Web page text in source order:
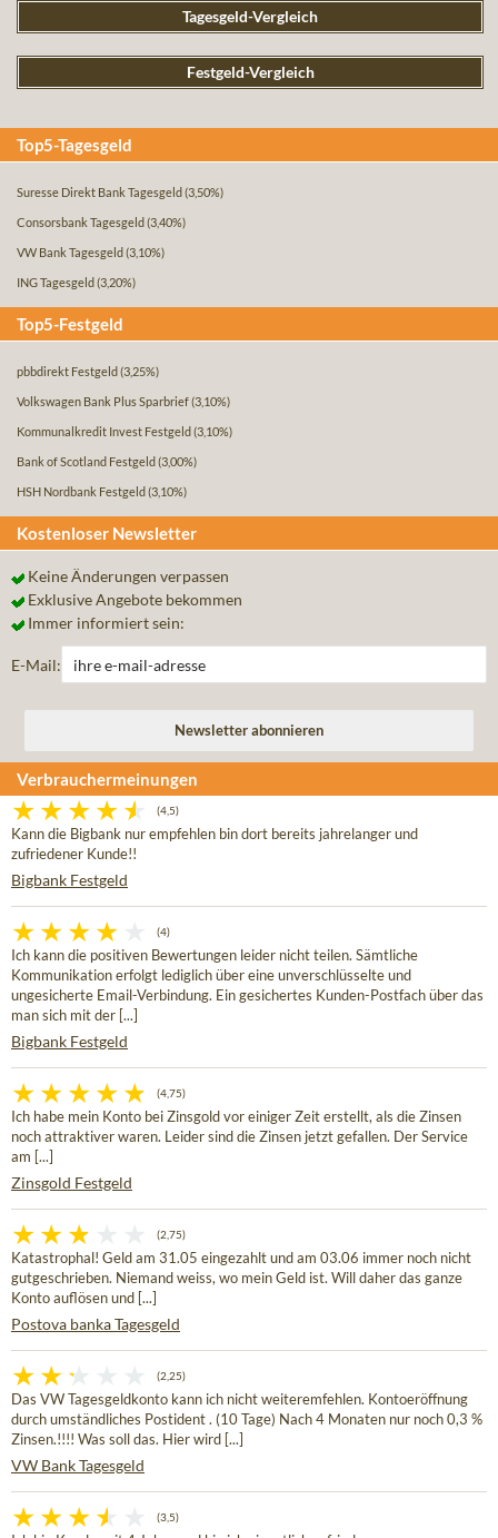
Tagesgeld-Vergleich
Festgeld-Vergleich
Top5-Tagesgeld
Suresse Direkt Bank Tagesgeld (3,50%)
Consorsbank Tagesgeld (3,40%)
VW Bank Tagesgeld (3,10%)
ING Tagesgeld (3,20%)
Top5-Festgeld
pbbdirekt Festgeld (3,25%)
Volkswagen Bank Plus Sparbrief(3,10%)
Kommunalkredit Invest Festgeld (3,10%)
Bank of Scotland Festgeld (3,00%)
HSH Nordbank Festgeld (3,10%)
Kostenloser Newsletter
Keine Änderungen verpassen
Exklusive Angebote bekommen
Immer informiert sein:
E-Mail:
Verbrauchermeinungen
(4,5)
Kann die Bigbank nur empfehlen bin dort bereits jahrelanger und
zufriedener Kunde!!
Bigbank Festgeld
(4)
Ich kann die positiven Bewertungen leider nicht teilen. Sämtliche
Kommunikation erfolgt lediglich über eine unverschlüsselte und
ungesicherte Email-Verbindung. Ein gesichertes Kunden-Postfach über das
man sich mit der [...]
Bigbank Festgeld
(4,75)
Ich habe mein Konto bei Zinsgold vor einiger Zeit erstellt, als die Zinsen
noch attraktiver waren. Leider sind die Zinsen jetzt gefallen. Der Service
am [...]
Zinsgold Festgeld
(2,75)
Katastrophal! Geld am 31.05 eingezahlt und am 03.06 immer noch nicht
gutgeschrieben. Niemand weiss, wo mein Geld ist. Will daher das ganze
Konto auflösen und [...]
Postova banka Tagesgeld
(2,25)
Das VW Tagesgeldkonto kann ich nicht weiteremfehlen. Kontoeröffnung
durch umständliches Postident . (10 Tage) Nach 4 Monaten nur noch 0,3 %
Zinsen.!!!! Was soll das. Hier wird [...]
VW Bank Tagesgeld
(3,5)